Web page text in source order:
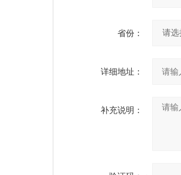
省份：
详细地址：
补充说明：